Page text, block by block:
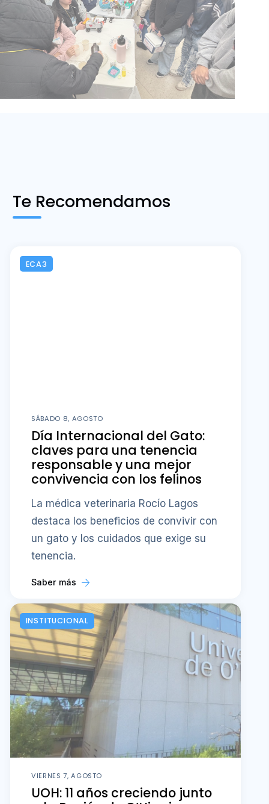
Te Recomendamos
ECA3
SÁBADO 8, AGOSTO
Día Internacional del Gato:
claves para una tenencia
responsable y una mejor
convivencia con los felinos
La médica veterinaria Rocío Lagos
destaca los beneficios de convivir con
un gato y los cuidados que exige su
tenencia.
Saber más
INSTITUCIONAL
VIERNES 7, AGOSTO
UOH: 11 años creciendo junto